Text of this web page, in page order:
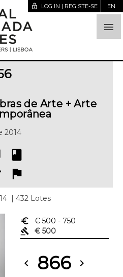

lock_open LOG IN | REGISTE-SE EN
de Arte + Arte
2014
book
flag
| 432 Lotes
euro_symbol € 500 - 750
gavel
€ 500
chevron_left 866 chevron_right